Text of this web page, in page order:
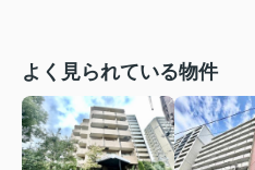
よく見られている物件